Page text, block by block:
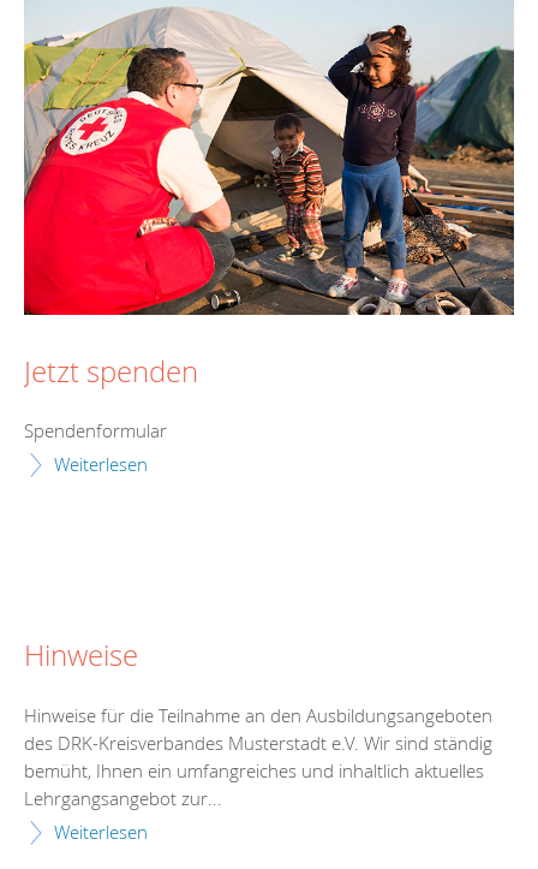
Jetzt spenden
Spendenformular
Weiterlesen
Hinweise
Hinweise für die Teilnahme an den Ausbildungsangeboten
des DRK-Kreisverbandes Musterstadt e.V. Wir sind ständig
bemüht, Ihnen ein umfangreiches und inhaltlich aktuelles
Lehrgangsangebot zur...
Weiterlesen